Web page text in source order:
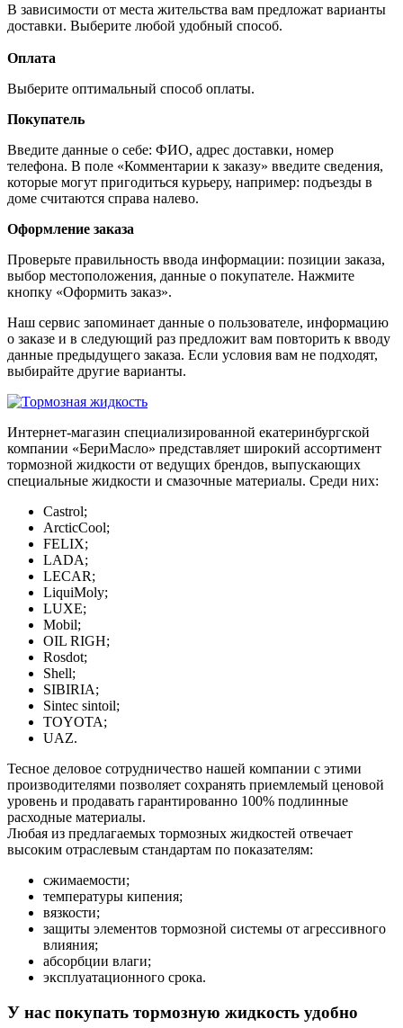
В зависимости от места жительства вам предложат варианты
доставки. Выберите любой удобный способ.
Оплата
Выберите оптимальный способ оплаты.
Покупатель
Введите данные о себе: ФИО, адрес доставки, номер
телефона. В поле «Комментарии к заказу» введите сведения,
которые могут пригодиться курьеру, например: подъезды в
доме считаются справа налево.
Оформление заказа
Проверьте правильность ввода информации: позиции заказа,
выбор местоположения, данные о покупателе. Нажмите
кнопку «Оформить заказ».
Наш сервис запоминает данные о пользователе, информацию
о заказе и в следующий раз предложит вам повторить к вводу
данные предыдущего заказа. Если условия вам не подходят,
выбирайте другие варианты.
Интернет-магазин специализированной екатеринбургской
компании «БериМасло» представляет широкий ассортимент
тормозной жидкости от ведущих брендов, выпускающих
специальные жидкости и смазочные материалы. Среди них:
Castrol;
ArcticCool;
FELIX;
LADA;
LECAR;
LiquiMoly;
LUXE;
Mobil;
OIL RIGH;
Rosdot;
Shell;
SIBIRIA;
Sintec sintoil;
TOYOTA;
UAZ.
Тесное деловое сотрудничество нашей компании с этими
производителями позволяет сохранять приемлемый ценовой
уровень и продавать гарантированно 100% подлинные
расходные материалы.
Любая из предлагаемых тормозных жидкостей отвечает
высоким отраслевым стандартам по показателям:
сжимаемости;
температуры кипения;
вязкости;
защиты элементов тормозной системы от агрессивного
влияния;
абсорбции влаги;
эксплуатационного срока.
У нас покупать тормозную жидкость удобно